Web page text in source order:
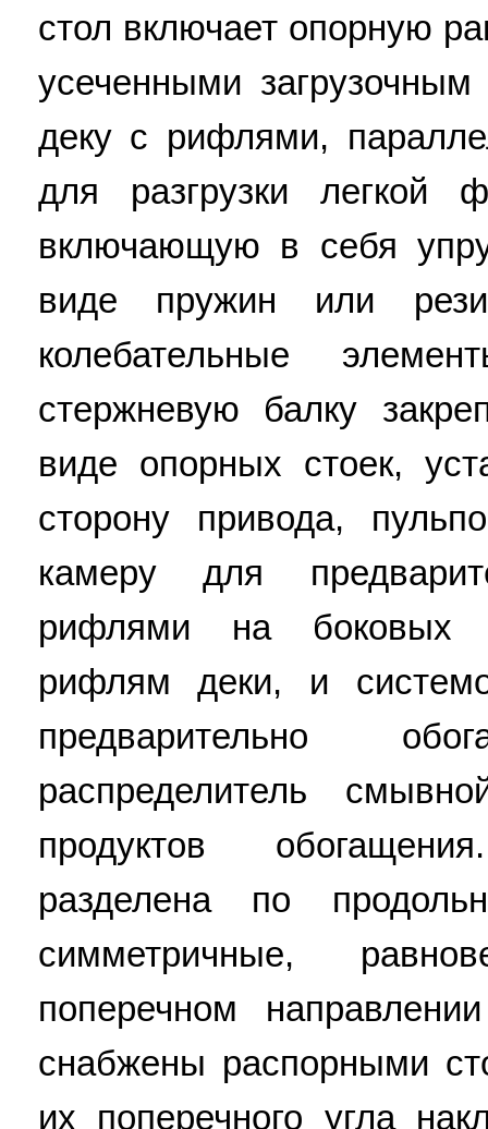
стол включает опорную
усеченными
деку с рифлями,
для разгрузки легкой
включающую в себя
виде пружин или
колебательные
стержневую балку
виде опорных стоек,
сторону привода,
камеру для
рифлями на боковых
рифлям деки, и
предварительно
распределитель
продуктов
разделена по
симметричные,
поперечном
снабжены распорными
их поперечного угла